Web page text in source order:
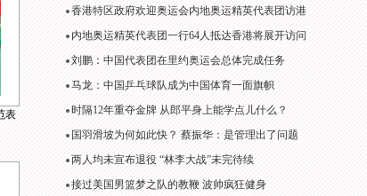
表
香港特区政府欢迎奥运会内地奥运精英代表团访港
内地奥运精英代表团一行64人抵达香港将展开访问
刘鹏：中国代表团在里约奥运会总体完成任务
马龙：中国乒乓球队成为中国体育一面旗帜
时隔12年重夺金牌 从郎平身上能学点儿什么？
国羽滑坡为何如此快？ 蔡振华：是管理出了问题
两人均未宣布退役 “林李大战”未完待续
接过美国男篮梦之队的教鞭 波帅疯狂健身